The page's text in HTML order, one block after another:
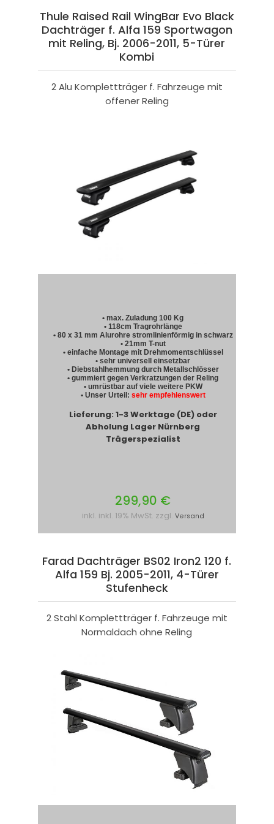
Thule Raised Rail WingBar Evo Black
Dachträger f. Alfa 159 Sportwagon
mit Reling, Bj. 2006-2011, 5-Türer
Kombi
2 Alu Komplettträger f. Fahrzeuge mit
offener Reling
• max. Zuladung 100 Kg
• 118cm Tragrohrlänge
• 80 x 31 mm Alurohre stromlinienförmig in schwarz
• 21mm T-nut
• einfache Montage mit Drehmomentschlüssel
• sehr universell einsetzbar
• Diebstahlhemmung durch Metallschlösser
• gummiert gegen Verkratzungen der Reling
• umrüstbar auf viele weitere PKW
• Unser Urteil: sehr empfehlenswert
Lieferung: 1-3 Werktage (DE) oder
Abholung Lager Nürnberg
Trägerspezialist
299,90 €
inkl. inkl. 19% MwSt. zzgl. Versand
Farad Dachträger BS02 Iron2 120 f.
Alfa 159 Bj. 2005-2011, 4-Türer
Stufenheck
2 Stahl Komplettträger f. Fahrzeuge mit
Normaldach ohne Reling